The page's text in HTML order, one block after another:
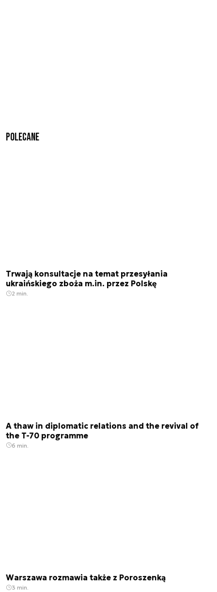
Polecane
Trwają konsultacje na temat przesyłania
ukraińskiego zboża m.in. przez Polskę
2 min.
A thaw in diplomatic relations and the revival of
the T-70 programme
6 min.
Warszawa rozmawia także z Poroszenką
3 min.